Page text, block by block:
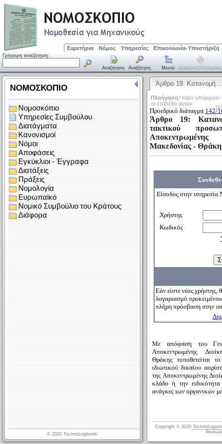
Ευρετήρια Νόμος Υπηρεσίες Επικοινωνία-Υποστήριξη
Γρήγορη αναζήτηση:
Αναζήτηση Αναζήτηση Μενού Εμφάνιση/απόκρυψη
Άρθρο 19: Κατανομή…